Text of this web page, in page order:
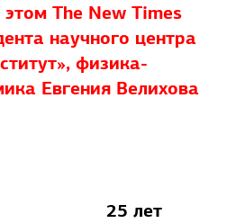
The New Times
научного центра
физика-
Евгения Велихова